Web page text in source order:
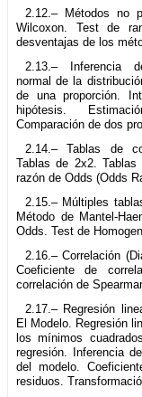
2.12.– Métodos no
Wilcoxon. Test de
desventajas de los
2.13.– Inferencia
normal de la
de una proporción.
hipótesis.
Comparación de dos
2.14.– Tablas de
Tablas de 2x2.
razón de Odds (Odds
2.15.– Múltiples
Método de Mantel-
Odds. Test de
2.16.– Correlación
Coeficiente de
correlación de
2.17.– Regresión
El Modelo. Regresión
los mínimos
regresión. Inferencia
del modelo.
residuos.